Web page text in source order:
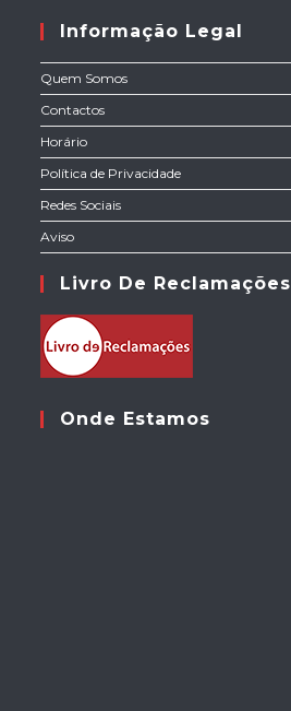
Informação Legal
Quem Somos
Contactos
Horário
Política de Privacidade
Redes Sociais
Aviso
Livro De Reclamações
Onde Estamos